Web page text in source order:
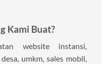
Kami Buat?
website instansi,
umkm, sales mobil,